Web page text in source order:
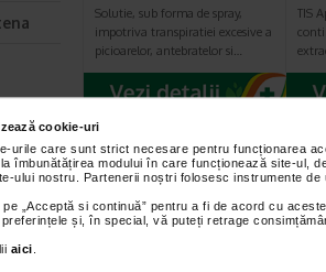
cookie-uri
urile care sunt strict necesare pentru funcționarea
îmbunătățirea modului în care funcționează site-ul,
ului nostru. Partenerii noștri folosesc instrumente
„Acceptă si continuă” pentru a fi de acord cu
și, în special, vă puteți retrage
aici
Solutie, sub forma de spray,
impotriva transpiratiei excesive a
picioarelor, antebratelor si…
TIS
se